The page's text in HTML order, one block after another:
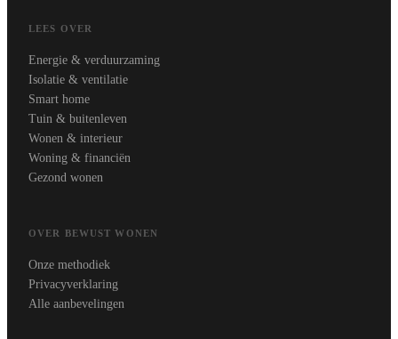
LEES OVER
Energie & verduurzaming
Isolatie & ventilatie
Smart home
Tuin & buitenleven
Wonen & interieur
Woning & financiën
Gezond wonen
OVER BEWUST WONEN
Onze methodiek
Privacyverklaring
Alle aanbevelingen